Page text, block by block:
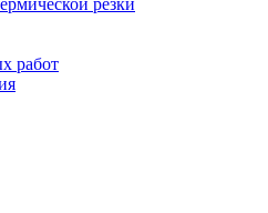
резки
работ